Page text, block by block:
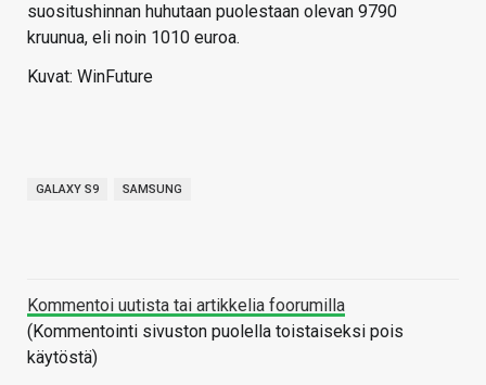
suositushinnan huhutaan puolestaan olevan 9790
kruunua, eli noin 1010 euroa.
Kuvat: WinFuture
GALAXY S9 SAMSUNG
Kommentoi uutista tai artikkelia foorumilla
(Kommentointi sivuston puolella toistaiseksi pois
käytöstä)